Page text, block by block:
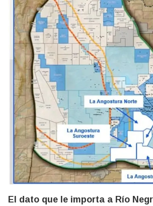
El dato que le importa a Río